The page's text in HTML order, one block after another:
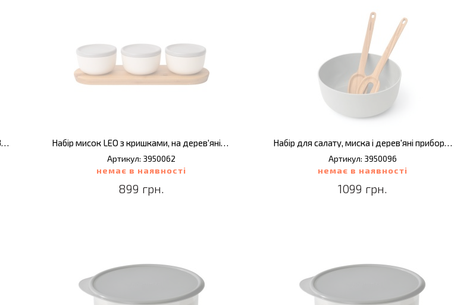
Набір мисок LEO на дерев'яній підставці, 3 пр. Набір мисок LEO з кришками, на дерев'яній підставці, 3 шт.
Артикул: 3950062
немає в наявності
899 грн.
Набір для салату, миска і дерев'яні прибори, 3 пр.
Артикул: 3950096
немає в наявності
1099 грн.